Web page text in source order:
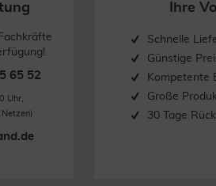
65 52
Uhr,
Ihre
Schnelle
Günstige
Kompetente
Große
30 Tage